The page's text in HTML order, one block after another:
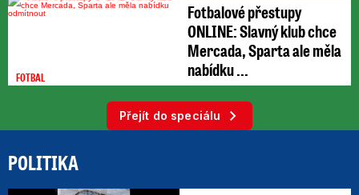
FOTBAL
Fotbalové přestupy
ONLINE: Slavný klub chce
Mercada, Sparta ale měla
nabídku ...
Přejít do speciálu
POLITIKA